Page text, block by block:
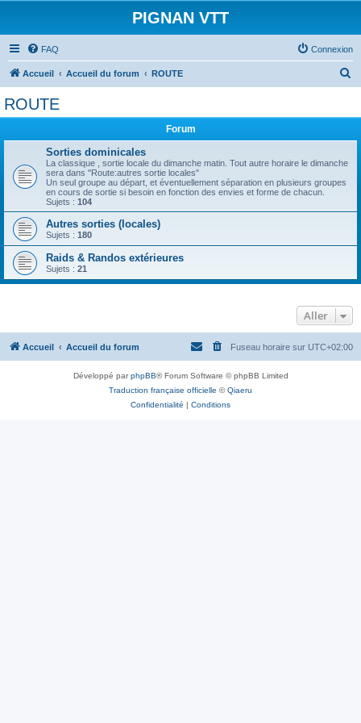
PIGNAN VTT
FAQ Connexion
Accueil Accueil du forum ROUTE
r
ROUTE
Forum
Sorties dominicales
La classique , sortie locale du dimanche matin. Tout autre horaire le dimanche
sera dans "Route:autres sortie locales"
Un seul groupe au départ, et éventuellement séparation en plusieurs groupes
en cours de sortie si besoin en fonction des envies et forme de chacun.
Sujets : 104
Autres sorties (locales)
Sujets : 180
Raids & Randos extérieures
Sujets : 21
Aller
Accueil Accueil du forum Fuseau horaire sur UTC+02:00
Développé parphpBB® Forum Software © phpBB Limited
Traduction française officielle ©Qiaeru
Confidentialité | Conditions